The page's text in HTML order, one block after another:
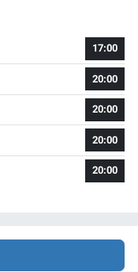
17:00
20:00
20:00
20:00
20:00